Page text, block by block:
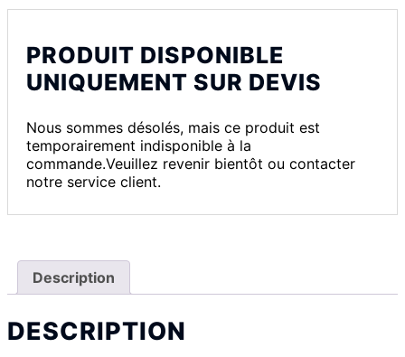
PRODUIT DISPONIBLE
UNIQUEMENT SUR DEVIS
Nous sommes désolés, mais ce produit est
temporairement indisponible à la
commande.Veuillez revenir bientôt ou contacter
notre service client.
Description
DESCRIPTION